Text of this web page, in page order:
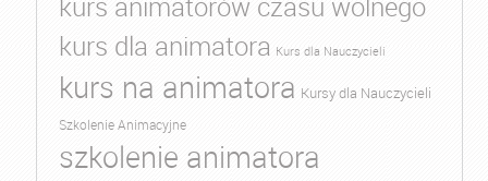
kurs dla animatora Kurs dla Nauczycieli
kurs na animatora Kursy dla Nauczycieli
Szkolenie Animacyjne
szkolenie animatora